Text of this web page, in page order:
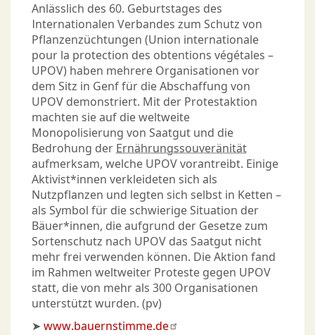
Anlässlich des 60. Geburtstages des
Internationalen Verbandes zum Schutz von
Pflanzenzüchtungen (Union internationale
pour la protection des obtentions végétales –
UPOV) haben mehrere Organisationen vor
dem Sitz in Genf für die Abschaffung von
UPOV demonstriert. Mit der Protestaktion
machten sie auf die weltweite
Monopolisierung von Saatgut und die
Bedrohung der Ernährungssouveränität
aufmerksam, welche UPOV vorantreibt. Einige
Aktivist*innen verkleideten sich als
Nutzpflanzen und legten sich selbst in Ketten –
als Symbol für die schwierige Situation der
Bäuer*innen, die aufgrund der Gesetze zum
Sortenschutz nach UPOV das Saatgut nicht
mehr frei verwenden können. Die Aktion fand
im Rahmen weltweiter Proteste gegen UPOV
statt, die von mehr als 300 Organisationen
unterstützt wurden. (pv)
➤ www.bauernstimme.de